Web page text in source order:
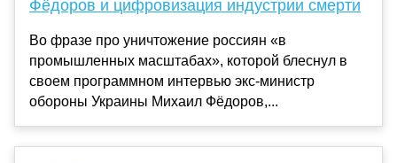
Фёдоров и цифровизация индустрии смерти
Во фразе про уничтожение россиян «в
промышленных масштабах», которой блеснул в
своем программном интервью экс-министр
обороны Украины Михаил Фёдоров,...